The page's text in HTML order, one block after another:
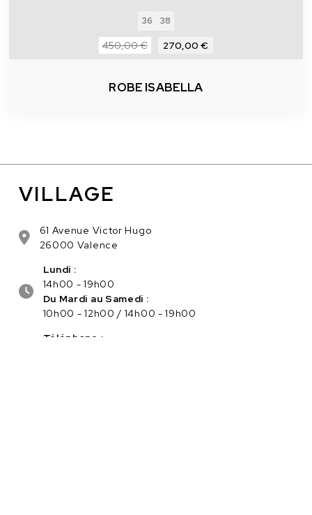
36 38
450,00 € 270,00 €
ROBE ISABELLA
VILLAGE
61 Avenue Victor Hugo
26000 Valence
Lundi :
14h00 - 19h00
Du Mardi au Samedi :
10h00 - 12h00 / 14h00 - 19h00
Téléphone :